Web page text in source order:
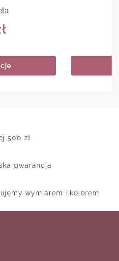
500 zł
gwarancja
wymiarem i kolorem